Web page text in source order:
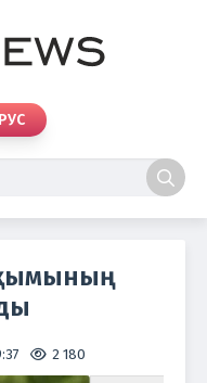
РУС
2 180